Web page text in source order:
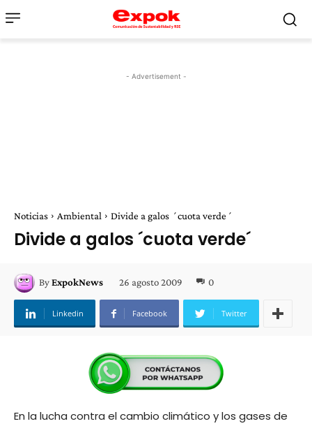
- Advertisement -
Noticias Ambiental Divide a galos ´cuota verde´
Divide a galos ´cuota verde´
ByExpokNews 26 agosto 2009 0
Linkedin Facebook Twitter
En la lucha contra el cambio climático y los gases de